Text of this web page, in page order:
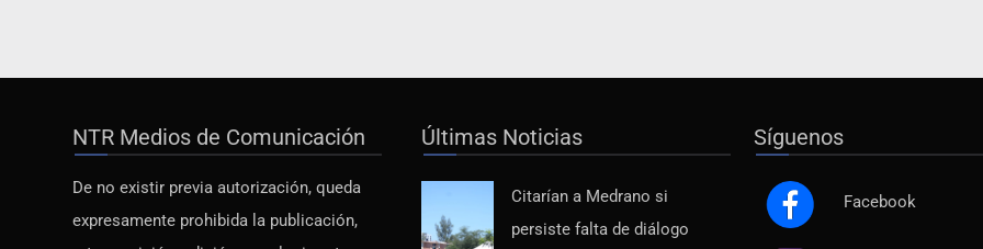
NTR Medios de Comunicación
De no existir previa autorización, queda
expresamente prohibida la publicación,
Últimas Noticias
Citarían a Medrano si
persiste falta de diálogo
Síguenos
Facebook